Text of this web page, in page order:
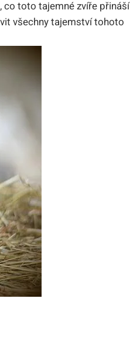
co toto tajemné zvíře přináší
všechny tajemství tohoto